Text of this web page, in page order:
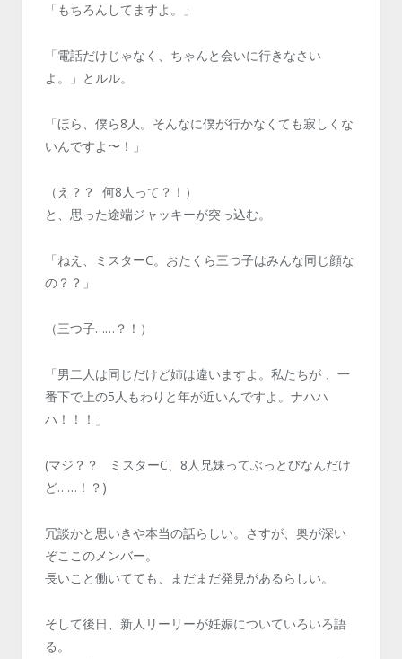
「もちろんしてますよ。」
「電話だけじゃなく、ちゃんと会いに行きなさい
よ。」とルル。
「ほら、僕ら8人。そんなに僕が行かなくても寂しくな
いんですよ〜！」
（え？？ 何8人って？！）
と、思った途端ジャッキーが突っ込む。
「ねえ、ミスターC。おたくら三つ子はみんな同じ顔な
の？？」
（三つ子……？！）
「男二人は同じだけど姉は違いますよ。私たちが 、一
番下で上の5人もわりと年が近いんですよ。ナハハ
ハ！！！」
(マジ？？ ミスターC、8人兄妹ってぶっとびなんだけ
ど……！？)
冗談かと思いきや本当の話らしい。さすが、奥が深い
ぞここのメンバー。
長いこと働いてても、まだまだ発見があるらしい。
そして後日、新人リーリーが妊娠についていろいろ語
る。